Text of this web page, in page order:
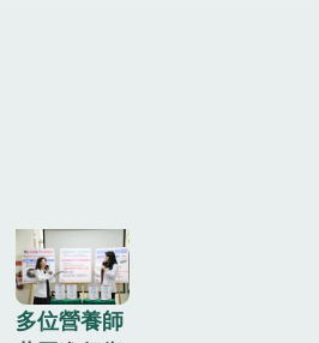
多位營養師